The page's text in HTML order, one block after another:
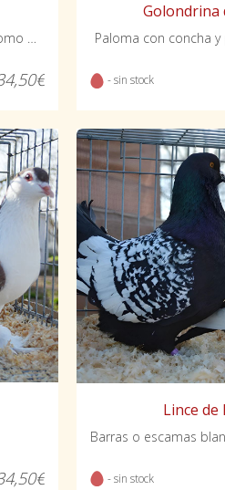
De gran tamaño, ha sido utilizada como productora de carne a lo largo de los años.
Golondrina
Paloma con concha
- sin stock
Lince de
- sin stock